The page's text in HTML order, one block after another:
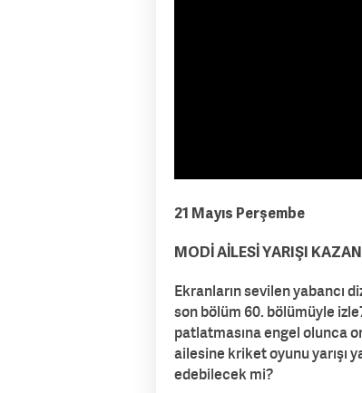
21 Mayıs Perşembe
MODİ AİLESİ YARIŞI
Ekranların sevilen yabancı
son bölüm 60. bölümüyle
patlatmasına engel olunca
ailesine kriket oyunu yarışı
edebilecek mi?